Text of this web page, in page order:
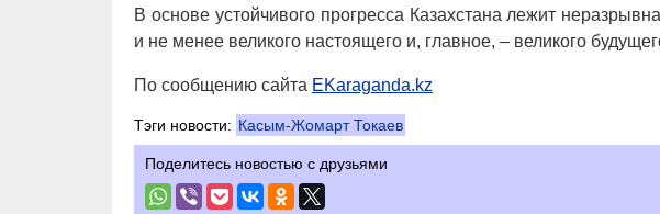
В основе устойчивого прогресса Казахстана лежит
и не менее великого настоящего и, главное, – великого
По сообщению сайта EKaraganda.kz
Тэги новости: Касым-Жомарт Токаев
Поделитесь новостью с друзьями